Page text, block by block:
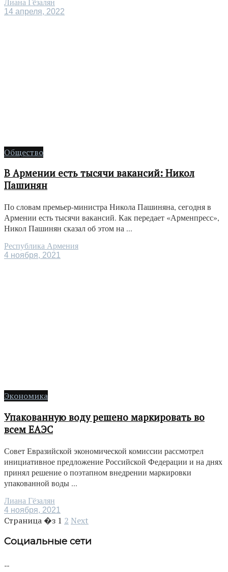
Лиана Гёзалян
14 апреля, 2022
Общество
В Армении есть тысячи вакансий: Никол
Пашинян
По словам премьер-министра Никола Пашиняна, сегодня в
Армении есть тысячи вакансий. Как передает «Арменпресс»,
Никол Пашинян сказал об этом на ...
Республика Армения
4 ноября, 2021
Экономика
Упакованную воду решено маркировать во
всем ЕАЭС
Совет Евразийской экономической комиссии рассмотрел
инициативное предложение Российской Федерации и на днях
принял решение о поэтапном внедрении маркировки
упакованной воды ...
Лиана Гёзалян
4 ноября, 2021
Страница �з 1 2 Next
Социальные сети